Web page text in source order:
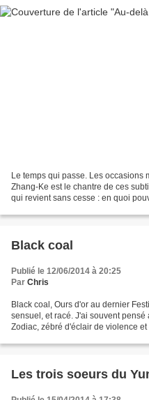
Le temps qui passe. Les occasions
Zhang-Ke est le chantre de ces
qui revient sans cesse : en quoi
Black coal
Publié le 12/06/2014 à 20:25
Par Chris
Black coal, Ours d'or au dernier
sensuel, et racé. J'ai souvent
Zodiac, zébré d'éclair de violence
Les trois soeurs du